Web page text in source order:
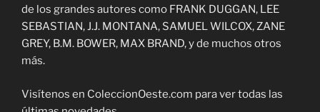
de los grandes autores como FRANK DUGGAN, LEE
SEBASTIAN, J.J. MONTANA, SAMUEL WILCOX, ZANE
GREY, B.M. BOWER, MAX BRAND, y de muchos otros
más.
Visítenos en ColeccionOeste.com para ver todas las